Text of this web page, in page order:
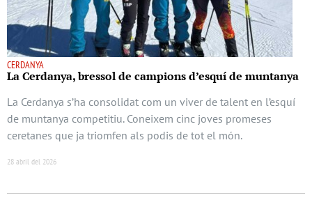
CERDANYA
La Cerdanya, bressol de campions d’esquí de muntanya
La Cerdanya s’ha consolidat com un viver de talent en l’esquí
de muntanya competitiu. Coneixem cinc joves promeses
ceretanes que ja triomfen als podis de tot el món.
28 abril del 2026